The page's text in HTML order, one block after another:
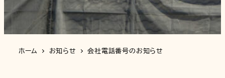
ホーム お知らせ 会社電話番号のお知らせ